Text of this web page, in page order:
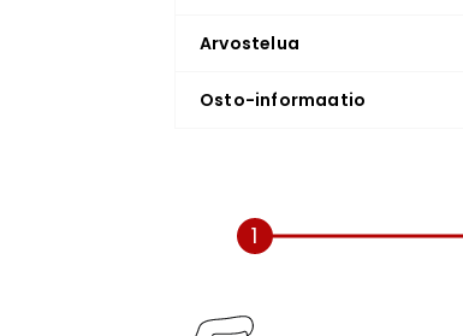
Arvostelua
Osto-informaatio
1